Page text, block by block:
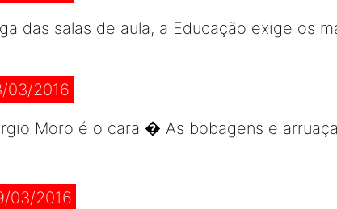
das salas de aula, a Educação exige os
03/2016
Moro é o cara � As bobagens e
03/2016